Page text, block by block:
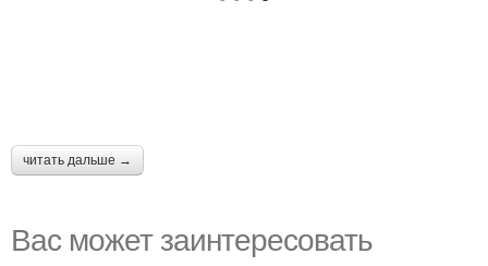
читать дальше →
Вас может заинтересовать